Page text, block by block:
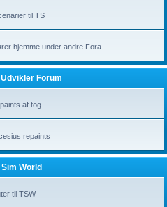
til TS
hjemme under andre Fora
Forum
af tog
repaints
World
til TSW